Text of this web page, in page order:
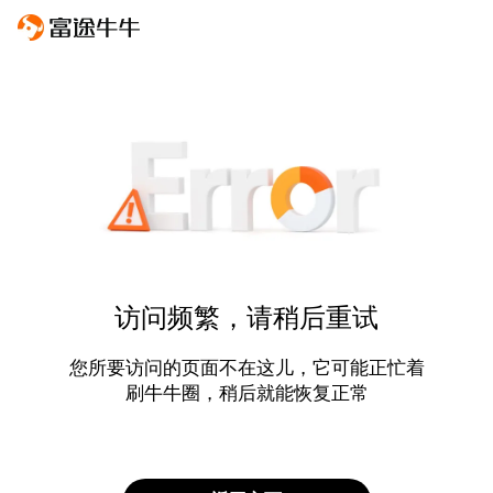
访问频繁，请稍后重试
您所要访问的页面不在这儿，它可能正忙着
刷牛牛圈，稍后就能恢复正常